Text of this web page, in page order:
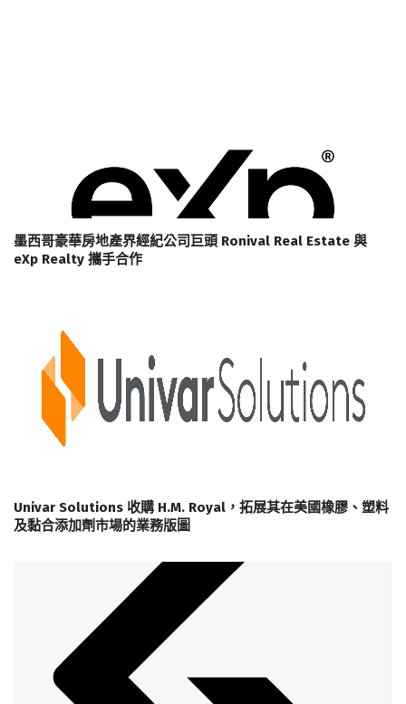
墨西哥豪華房地產界經紀公司巨頭 Ronival Real Estate 與
eXp Realty 攜手合作
Univar Solutions 收購 H.M. Royal，拓展其在美國橡膠、塑料
及黏合添加劑市場的業務版圖